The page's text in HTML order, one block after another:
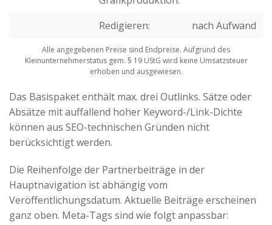
Redigieren:
nach Aufwand
Alle angegebenen Preise sind Endpreise. Aufgrund des
Kleinunternehmerstatus gem. § 19 UStG wird keine Umsatzsteuer
erhoben und ausgewiesen.
Das Basispaket enthält max. drei Outlinks. Sätze oder
Absätze mit auffallend hoher Keyword-/Link-Dichte
können aus SEO-technischen Gründen nicht
berücksichtigt werden.
Die Reihenfolge der Partnerbeiträge in der
Hauptnavigation ist abhängig vom
Veröffentlichungsdatum. Aktuelle Beiträge erscheinen
ganz oben. Meta-Tags sind wie folgt anpassbar: